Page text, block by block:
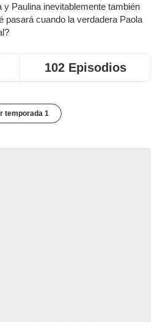
Paulina inevitablemente también
pasará cuando la verdadera Paola
102 Episodios
temporada 1